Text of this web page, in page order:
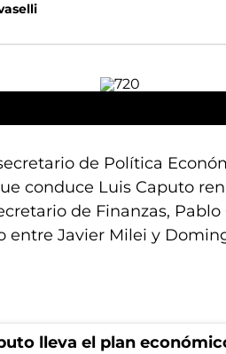
de Política
conduce Luis Caputo
de Finanzas,
entre Javier Milei y
lleva el plan